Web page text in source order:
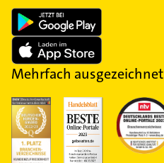
Mehrfach ausgezeichnet